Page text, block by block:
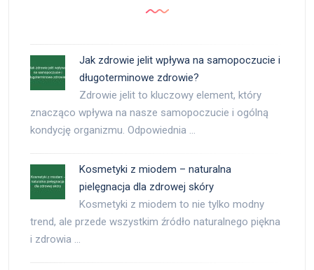
Jak zdrowie jelit wpływa na samopoczucie i
długoterminowe zdrowie?
Zdrowie jelit to kluczowy element, który
znacząco wpływa na nasze samopoczucie i ogólną
kondycję organizmu. Odpowiednia …
Kosmetyki z miodem – naturalna
pielęgnacja dla zdrowej skóry
Kosmetyki z miodem to nie tylko modny
trend, ale przede wszystkim źródło naturalnego piękna
i zdrowia …